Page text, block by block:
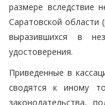
размере вследствие
Саратовской области
выразившихся в
удостоверения.
Приведенные в
сводятся к иному
законодательства,